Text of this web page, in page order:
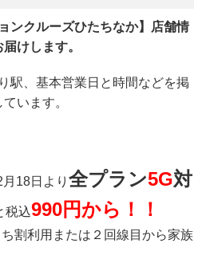
ンクルーズひたちなか】店舗情
けします。
駅、基本営業日と時間などを掲
います。
18日より 全プラン5G対
税込990円から！！
割利用または２回線目から家族